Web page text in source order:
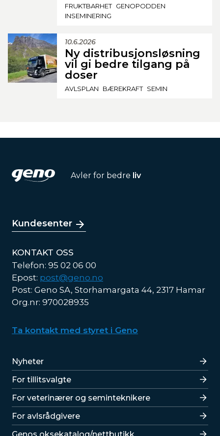
FRUKTBARHET GENOPODDEN
INSEMINERING
10.6.2026
Ny distribusjonsløsning
vil gi bedre tilgang på
doser
AVLSPLAN BÆREKRAFT SEMIN
Avler for bedre liv
Kundesenter
KONTAKT OSS
Telefon: 95 02 06 00
Epost: post@geno.no
Post: Geno SA, Storhamargata 44, 2317 Hamar
Org.nr: 970028935
Ta kontakt med styret i Geno
Lenker
Nyheter
For tillitsvalgte
For veterinærer og seminteknikere
For avlsrådgivere
Genos oksekatalog/nettbutikk